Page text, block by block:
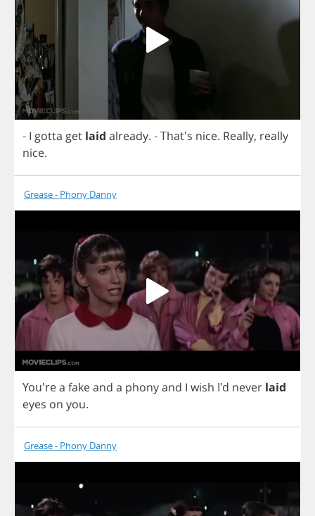
- I gotta get laid already. - That's nice. Really, really
nice.
Grease - Phony Danny
You'rea fakeand a phonyand I wish I'd never laid
eyes on you.
Grease - Phony Danny